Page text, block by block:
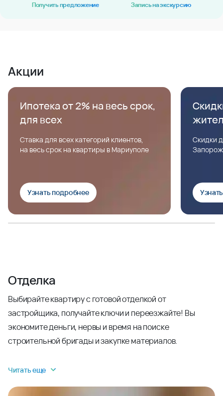
Получить предложение Запись на экскурсию
Акции
Ипотека от 2% на весь срок,
для всех
Ставка для всех категорий клиентов,
на весь срок на квартиры в Мариуполе
Узнать подробнее
Скидки
Отделка
Выбирайте квартиру с готовой отделкой от
застройщика, получайте ключи и переезжайте! Вы
экономите деньги, нервы и время на поиске
строительной бригады и закупке материалов.
Читать еще